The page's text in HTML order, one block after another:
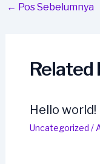
Post
← Pos Sebelumnya
Related
Hello world!
Uncategorized /